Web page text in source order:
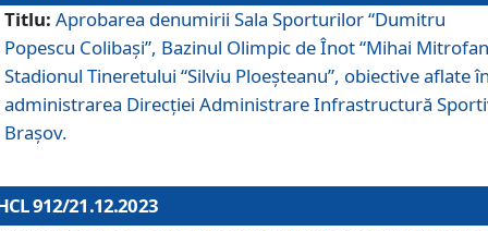
Titlu: Aprobarea denumirii Sala Sporturilor “Dumitru
Popescu Colibași”, Bazinul Olimpic de Înot “Mihai
Stadionul Tineretului “Silviu Ploeșteanu”, obiective aflate
administrarea Direcției Administrare Infrastructură
Brașov.
912/21.12.2023